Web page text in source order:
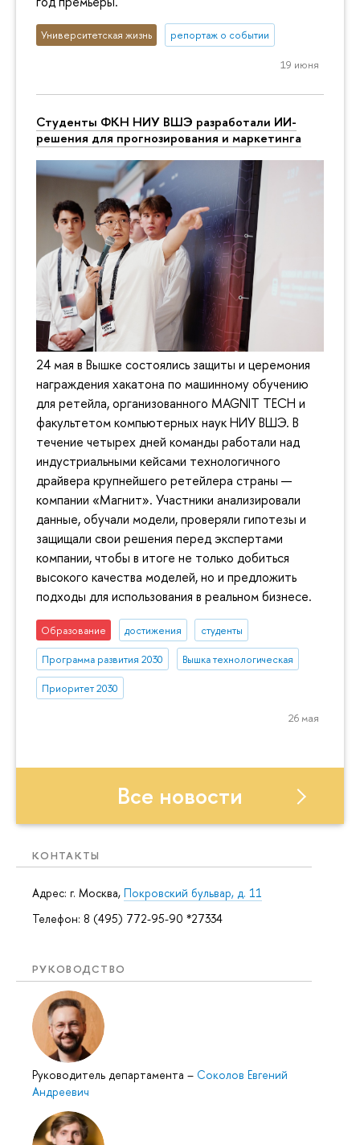
Университетская жизнь репортаж о событии
19 июня
Студенты ФКН НИУ ВШЭ разработали ИИ-
решения для прогнозирования и маркетинга
24 мая в Вышке состоялись защиты и церемония
награждения хакатона по машинному обучению
для ретейла, организованного MAGNIT TECH и
факультетом компьютерных наук НИУ ВШЭ. В
течение четырех дней команды работали над
индустриальными кейсами технологичного
драйвера крупнейшего ретейлера страны —
компании «Магнит». Участники анализировали
данные, обучали модели, проверяли гипотезы и
защищали свои решения перед экспертами
компании, чтобы в итоге не только добиться
высокого качества моделей, но и предложить
подходы для использования в реальном бизнесе.
Образование достижения студенты
Программа развития 2030 Вышка технологическая
Приоритет 2030
26 мая
Все новости
КОНТАКТЫ
Адрес: г. Москва, Покровский бульвар, д. 11
Телефон: 8 (495) 772-95-90 *27334
РУКОВОДСТВО
Руководитель департамента – Соколов Евгений
Андреевич